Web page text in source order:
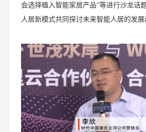
会选择植入智能家居产品”等进行沙龙话
人居新模式共同探讨未来智能人居的发展